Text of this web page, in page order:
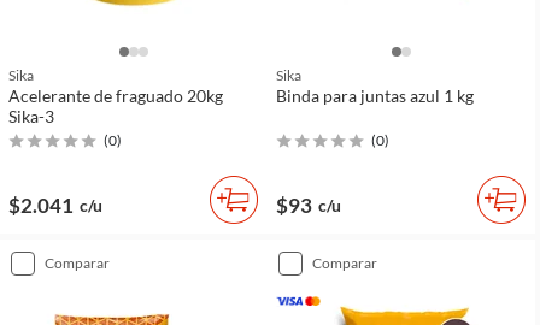
Sika
Acelerante de fraguado 20kg
Sika-3
(0)
$2.041 c/u
Sika
Binda para juntas azul 1 kg
(0)
$93 c/u
comparar comparar